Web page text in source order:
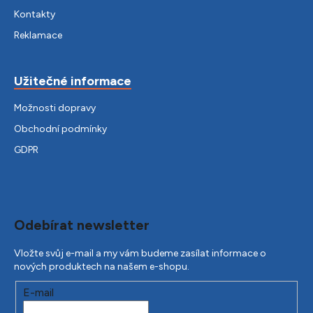
Kontakty
Reklamace
Užitečné informace
Možnosti dopravy
Obchodní podmínky
GDPR
Odebírat newsletter
Vložte svůj e-mail a my vám budeme zasílat informace o
nových produktech na našem e-shopu.
E-mail